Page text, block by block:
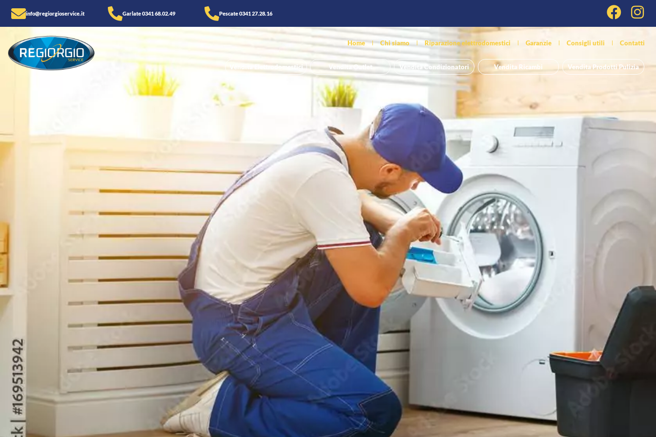
info@regiorgioservice.it Garlate 0341 68.02.49 Pescate 0341 27.28.16
Home Chi siamo Riparazione elettrodomestici Garanzie Consigli utili Contatti
Vendita Elettrodomestici Vendita Outlet Vendita Condizionatori Vendita Ricambi Vendita Prodotti Pulizia